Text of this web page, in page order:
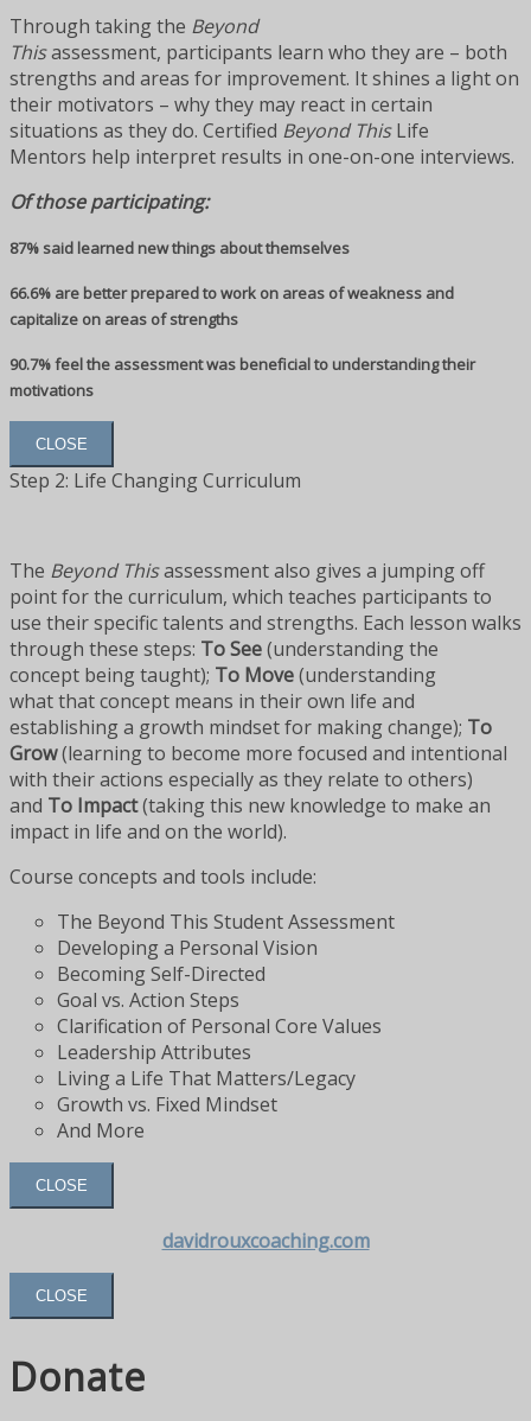
Through taking the Beyond
Thisassessment, participants learn who they are – both
strengths and areas for improvement. It shines a light on
their motivators – why they may react in certain
situations as they do. Certified Beyond ThisLife
Mentors help interpret results in one-on-one interviews.
Of those participating:
87% said learned new things about themselves
66.6% are better prepared to work on areas of weakness and
capitalize on areas of strengths
90.7% feel the assessment was beneficial to understanding their
motivations
CLOSE
Step 2: Life Changing Curriculum
The Beyond Thisassessment also gives a jumping off
point for the curriculum, which teaches participants to
use their specific talents and strengths. Each lesson walks
through these steps: To See(understanding the
concept being taught); To Move(understanding
what that concept means in their own life and
establishing a growth mindset for making change); To
Grow(learning to become more focused and intentional
with their actions especially as they relate to others)
and To Impact(taking this new knowledge to make an
impact in life and on the world).
Course concepts and tools include:
The Beyond This Student Assessment
Developing a Personal Vision
Becoming Self-Directed
Goal vs. Action Steps
Clarification of Personal Core Values
Leadership Attributes
Living a Life That Matters/Legacy
Growth vs. Fixed Mindset
And More
CLOSE
davidrouxcoaching.com
CLOSE
Donate